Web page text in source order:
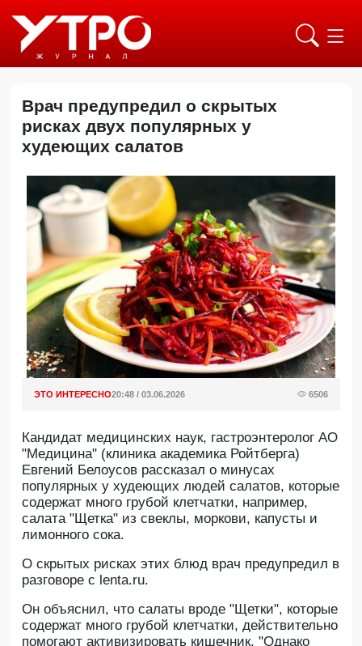
Врач предупредил о скрытых
рисках двух популярных у
худеющих салатов
ЭТО ИНТЕРЕСНО20:48 / 03.06.2026 6506
Кандидат медицинских наук, гастроэнтеролог АО
"Медицина" (клиника академика Ройтберга)
Евгений Белоусов рассказал о минусах
популярных у худеющих людей салатов, которые
содержат много грубой клетчатки, например,
салата "Щетка" из свеклы, моркови, капусты и
лимонного сока.
O скрытых рисках этих блюд врач предупредил в
разговоре с lenta.ru.
Он объяснил, что салаты вроде "Щетки", которые
содержат много грубой клетчатки, действительно
помогают активизировать кишечник. "Однако